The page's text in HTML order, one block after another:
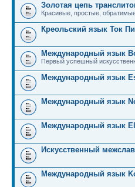
Золотая цепь
Красивые, простые,
Креольский язык Ток
Международный язык
Первый успешный
Международный язык
Международный язык
Международный язык
Искусственный
Международный язык